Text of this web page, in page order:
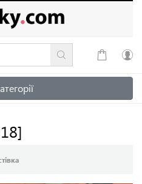
Увійти